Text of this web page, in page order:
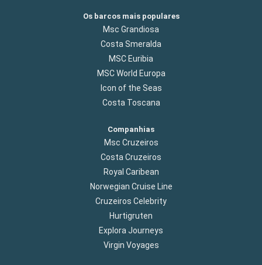
Os barcos mais populares
Msc Grandiosa
Costa Smeralda
MSC Euribia
MSC World Europa
Icon of the Seas
Costa Toscana
Companhias
Msc Cruzeiros
Costa Cruzeiros
Royal Caribean
Norwegian Cruise Line
Cruzeiros Celebrity
Hurtigruten
Explora Journeys
Virgin Voyages